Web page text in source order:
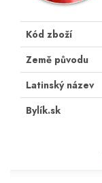
Kód zboží
Země původu
Latinský název
Bylík.sk